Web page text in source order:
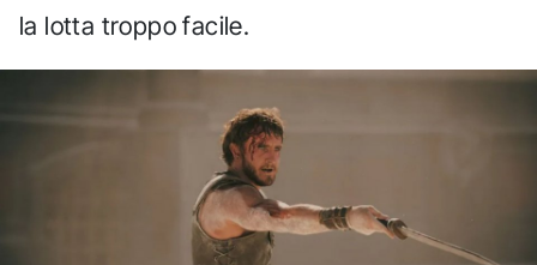
la lotta troppo facile.